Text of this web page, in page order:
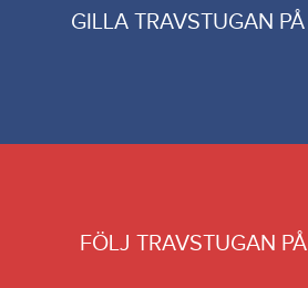
GILLA TRAVSTUGAN PÅ
FÖLJ TRAVSTUGAN PÅ